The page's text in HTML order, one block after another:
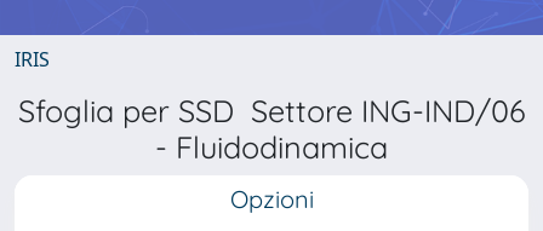
IRIS
Sfoglia per SSD Settore ING-IND/06
- Fluidodinamica
Opzioni